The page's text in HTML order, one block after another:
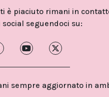
è piaciuto rimani in
seguendoci su:
sempre aggiornato in